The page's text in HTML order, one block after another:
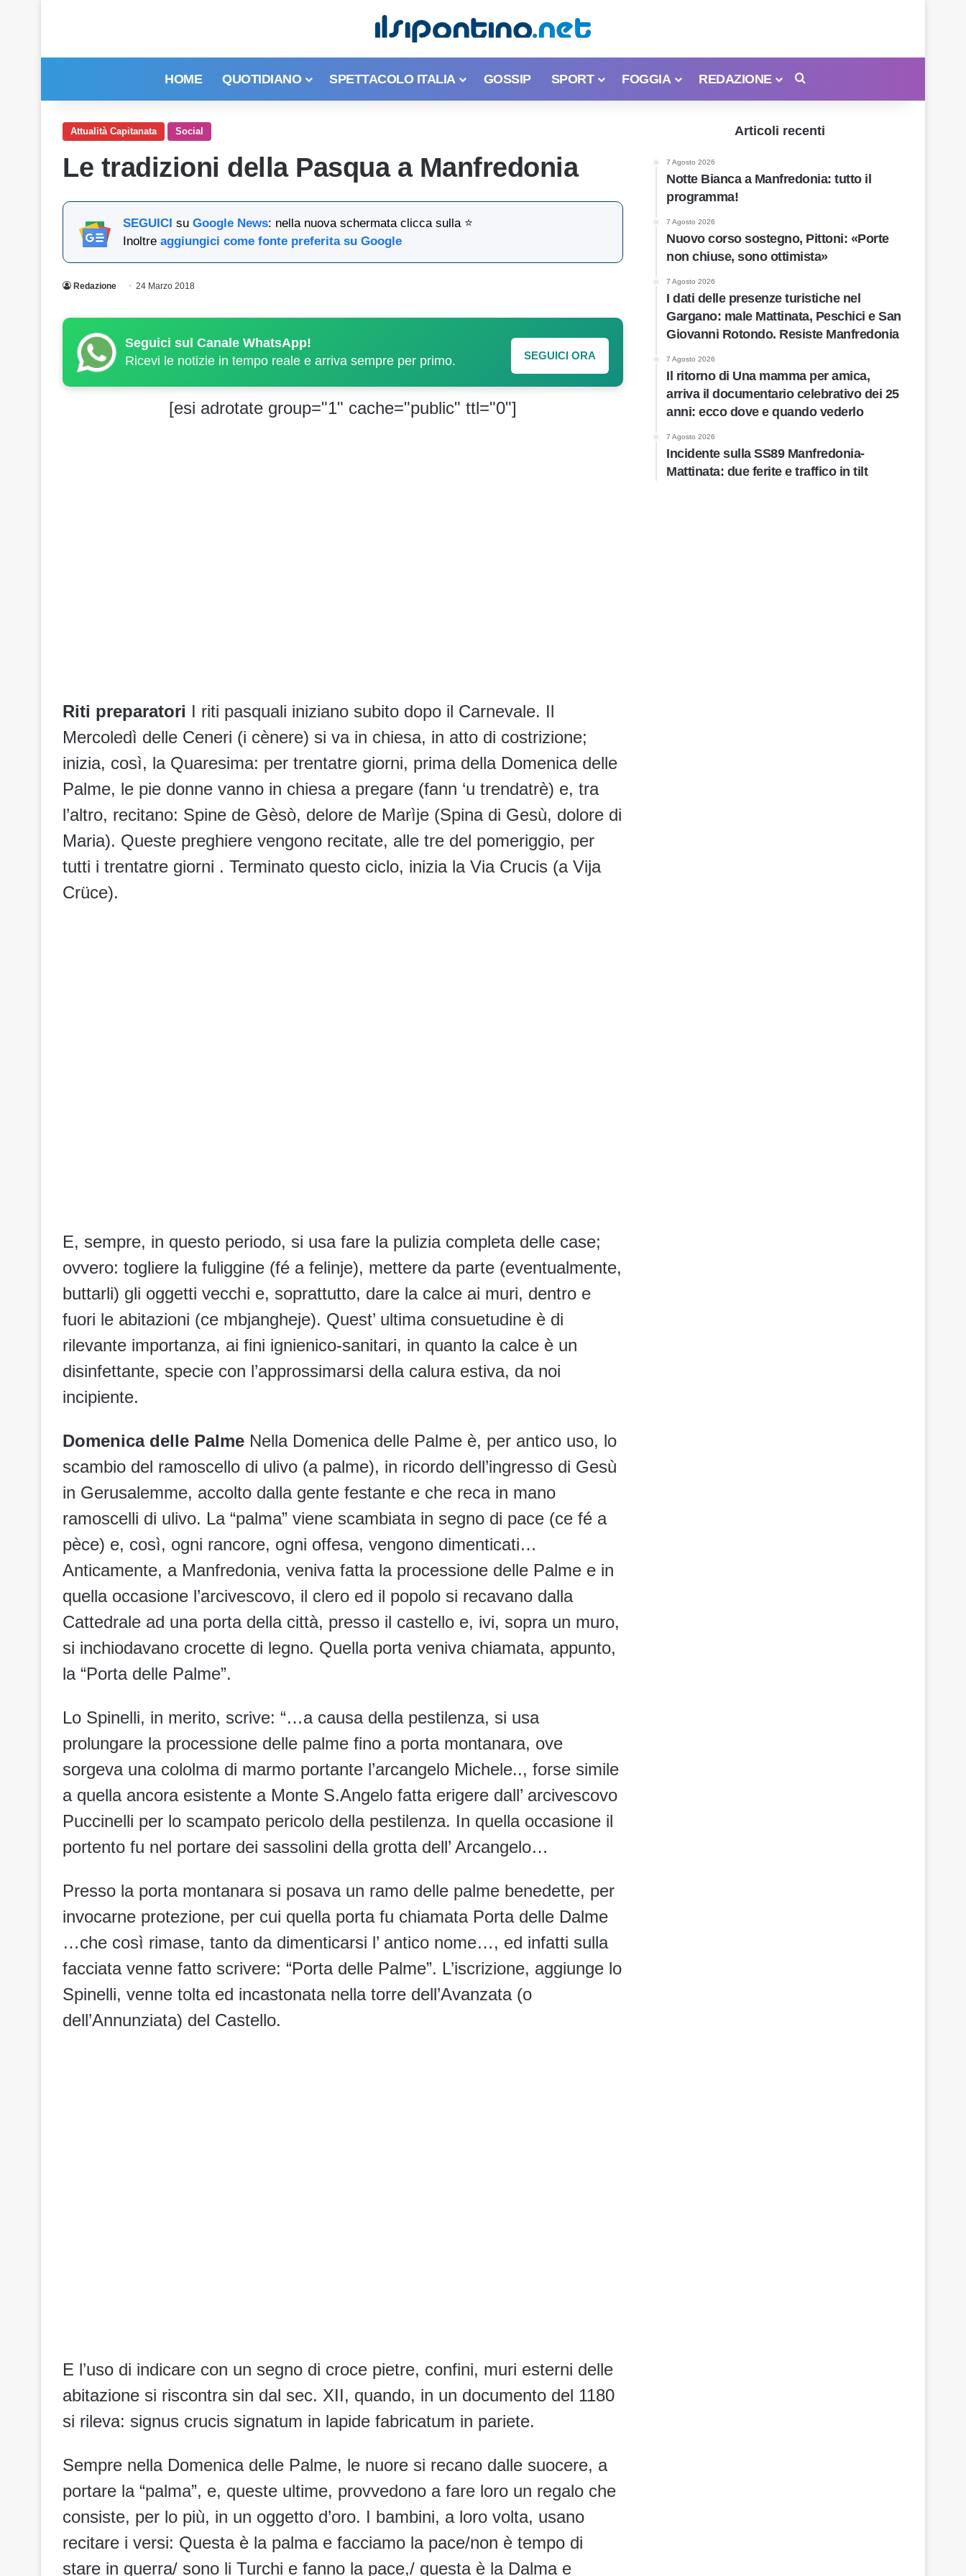
HOME QUOTIDIANO SPETTACOLO ITALIA GOSSIP SPORT FOGGIA REDAZIONE
Attualità Capitanata Social
Le tradizioni della Pasqua a Manfredonia
SEGUICI su Google News: nella nuova schermata clicca sulla ⭐
Inoltre aggiungici come fonte preferita su Google
Redazione 24 Marzo 2018
Seguici sul Canale WhatsApp!
Ricevi le notizie in tempo reale e arriva sempre per primo.
SEGUICI ORA
[esi adrotate group="1" cache="public" ttl="0"]
Riti preparatori I riti pasquali iniziano subito dopo il Carnevale. Il
Mercoledì delle Ceneri (i cènere) si va in chiesa, in atto di costrizione;
inizia, così, la Quaresima: per trentatre giorni, prima della Domenica delle
Palme, le pie donne vanno in chiesa a pregare (fann ‘u trendatrè) e, tra
l’altro, recitano: Spine de Gèsò, delore de Marìje (Spina di Gesù, dolore di
Maria). Queste preghiere vengono recitate, alle tre del pomeriggio, per
tutti i trentatre giorni . Terminato questo ciclo, inizia la Via Crucis (a Vija
Crüce).
E, sempre, in questo periodo, si usa fare la pulizia completa delle case;
ovvero: togliere la fuliggine (fé a felinje), mettere da parte (eventualmente,
buttarli) gli oggetti vecchi e, soprattutto, dare la calce ai muri, dentro e
fuori le abitazioni (ce mbjangheje). Quest’ ultima consuetudine è di
rilevante importanza, ai fini ignienico-sanitari, in quanto la calce è un
disinfettante, specie con l’approssimarsi della calura estiva, da noi
incipiente.
Domenica delle Palme Nella Domenica delle Palme è, per antico uso, lo
scambio del ramoscello di ulivo (a palme), in ricordo dell’ingresso di Gesù
in Gerusalemme, accolto dalla gente festante e che reca in mano
ramoscelli di ulivo. La “palma” viene scambiata in segno di pace (ce fé a
pèce) e, così, ogni rancore, ogni offesa, vengono dimenticati…
Anticamente, a Manfredonia, veniva fatta la processione delle Palme e in
quella occasione l’arcivescovo, il clero ed il popolo si recavano dalla
Cattedrale ad una porta della città, presso il castello e, ivi, sopra un muro,
si inchiodavano crocette di legno. Quella porta veniva chiamata, appunto,
la “Porta delle Palme”.
Lo Spinelli, in merito, scrive: “…a causa della pestilenza, si usa
prolungare la processione delle palme fino a porta montanara, ove
sorgeva una cololma di marmo portante l’arcangelo Michele.., forse simile
a quella ancora esistente a Monte S.Angelo fatta erigere dall’ arcivescovo
Puccinelli per lo scampato pericolo della pestilenza. In quella occasione il
portento fu nel portare dei sassolini della grotta dell’ Arcangelo…
Presso la porta montanara si posava un ramo delle palme benedette, per
invocarne protezione, per cui quella porta fu chiamata Porta delle Dalme
…che così rimase, tanto da dimenticarsi l’ antico nome…, ed infatti sulla
facciata venne fatto scrivere: “Porta delle Palme”. L’iscrizione, aggiunge lo
Spinelli, venne tolta ed incastonata nella torre dell’Avanzata (o
dell’Annunziata) del Castello.
E l’uso di indicare con un segno di croce pietre, confini, muri esterni delle
abitazione si riscontra sin dal sec. XII, quando, in un documento del 1180
si rileva: signus crucis signatum in lapide fabricatum in pariete.
Sempre nella Domenica delle Palme, le nuore si recano dalle suocere, a
portare la “palma”, e, queste ultime, provvedono a fare loro un regalo che
consiste, per lo più, in un oggetto d’oro. I bambini, a loro volta, usano
recitare i versi: Questa è la palma e facciamo la pace/non è tempo di
stare in guerra/ sono li Turchi e fanno la pace,/ questa è la Dalma e
Articoli recenti
7 Agosto 2026
Notte Bianca a Manfredonia: tutto il
programma!
7 Agosto 2026
Nuovo corso sostegno, Pittoni: «Porte
non chiuse, sono ottimista»
7 Agosto 2026
I dati delle presenze turistiche nel
Gargano: male Mattinata, Peschici e San
Giovanni Rotondo. Resiste Manfredonia
7 Agosto 2026
Il ritorno di Una mamma per amica,
arriva il documentario celebrativo dei 25
anni: ecco dove e quando vederlo
7 Agosto 2026
Incidente sulla SS89 Manfredonia-
Mattinata: due ferite e traffico in tilt